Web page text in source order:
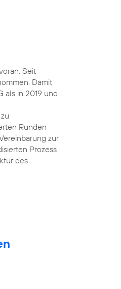
Seit
Damit
als in 2019 und
Runden
zur
Prozess
des